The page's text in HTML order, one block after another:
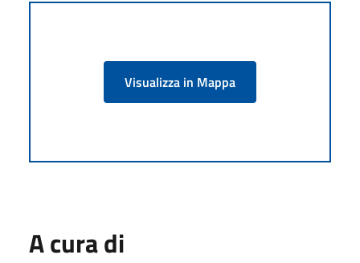
Visualizza in Mappa
A cura di